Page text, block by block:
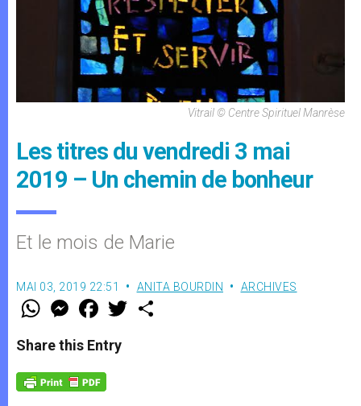
Vitrail © Centre Spirituel Manrèse
Les titres du vendredi 3 mai
2019 – Un chemin de bonheur
Et le mois de Marie
MAI 03, 2019 22:51 ANITA BOURDIN ARCHIVES
W
t
s
p
p
M
e
s
e
g
e
F
a
e
b
o
k
w
Share this Entry